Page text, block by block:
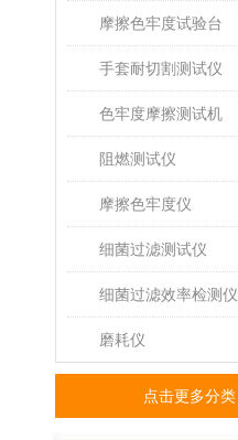
摩擦色牢度试验台
手套耐切割测试仪
色牢度摩擦测试机
阻燃测试仪
摩擦色牢度仪
细菌过滤测试仪
细菌过滤效率检测仪
磨耗仪
点击更多分类